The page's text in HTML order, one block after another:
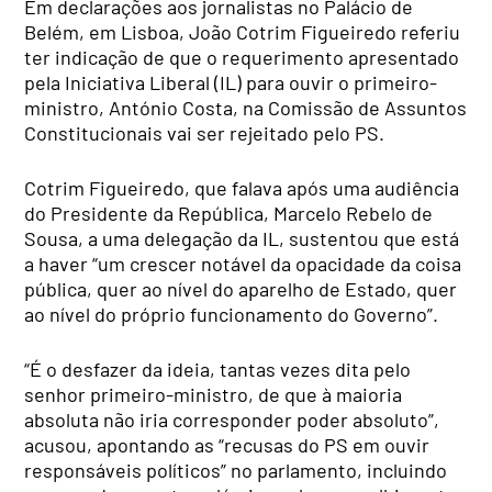
Em declarações aos jornalistas no Palácio de
Belém, em Lisboa, João Cotrim Figueiredo referiu
ter indicação de que o requerimento apresentado
pela Iniciativa Liberal (IL) para ouvir o primeiro-
ministro, António Costa, na Comissão de Assuntos
Constitucionais vai ser rejeitado pelo PS.
Cotrim Figueiredo, que falava após uma audiência
do Presidente da República, Marcelo Rebelo de
Sousa, a uma delegação da IL, sustentou que está
a haver “um crescer notável da opacidade da coisa
pública, quer ao nível do aparelho de Estado, quer
ao nível do próprio funcionamento do Governo”.
“É o desfazer da ideia, tantas vezes dita pelo
senhor primeiro-ministro, de que à maioria
absoluta não iria corresponder poder absoluto”,
acusou, apontando as “recusas do PS em ouvir
responsáveis políticos” no parlamento, incluindo